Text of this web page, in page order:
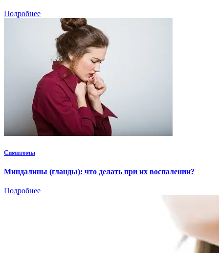
Подробнее
Симптомы
Миндалины (гланды): что делать при их воспалении?
Подробнее